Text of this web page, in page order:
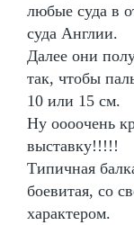
любые суда в
суда Англии.
Далее они
так, чтобы
10 или 15 см.
Ну оооочень
выставку!!!!!
Типичная
боевитая, со
характером.